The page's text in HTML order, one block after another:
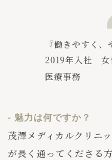
『働きやすく、
2019年入社 女
医療事務
- 魅力は何ですか？
茂澤メディカルクリニ
が長く通ってくださる